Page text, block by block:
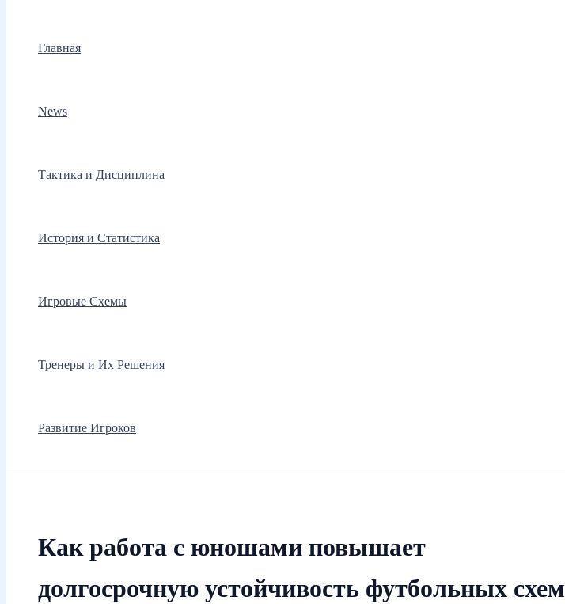
Главная
News
Тактика и Дисциплина
История и Статистика
Игровые Схемы
Тренеры и Их Решения
Развитие Игроков
Как работа с юношами повышает
долгосрочную устойчивость футбольных схем